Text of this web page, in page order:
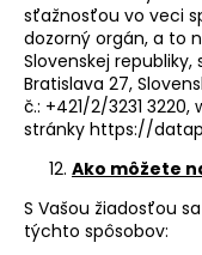
sťažnosťou vo veci
dozorný orgán, a to
Slovenskej republiky,
Bratislava 27,
č.: +421/2/3231 3220,
stránky https://
Ako môžete
S Vašou žiadosťou
týchto spôsobov: